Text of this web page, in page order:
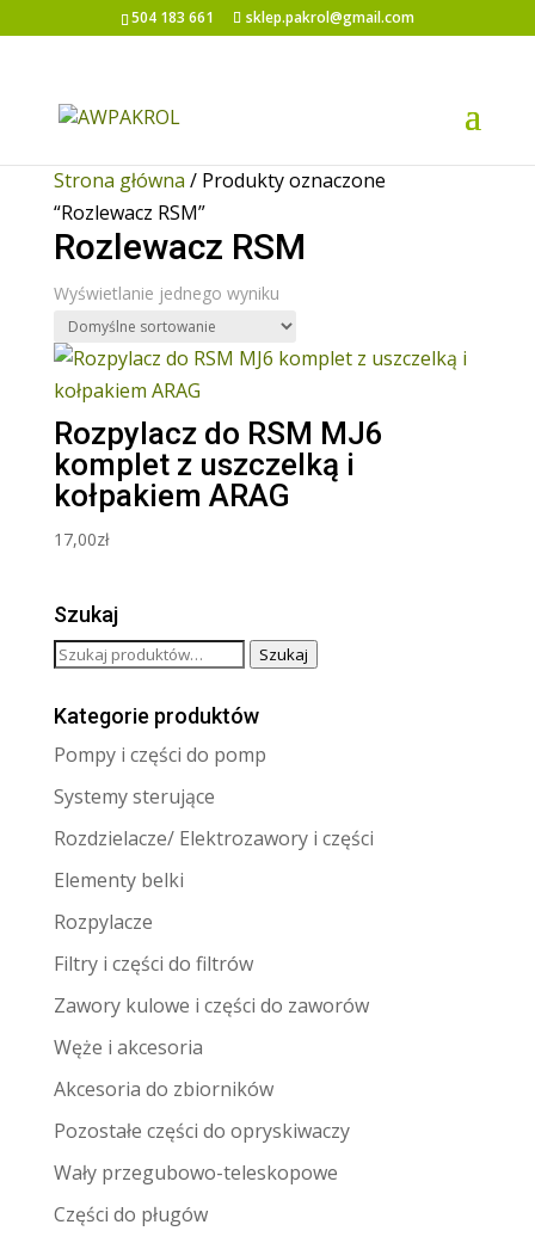
504 183 661 sklep.pakrol@gmail.com
Strona główna / Produkty oznaczone
“Rozlewacz RSM”
Rozlewacz RSM
Wyświetlanie jednego wyniku
Rozpylacz do RSM MJ6
komplet z uszczelką i
kołpakiem ARAG
17,00zł
Szukaj
Szukaj: Szukaj
Kategorie produktów
Pompy i części do pomp
Systemy sterujące
Rozdzielacze/ Elektrozawory i części
Elementy belki
Rozpylacze
Filtry i części do filtrów
Zawory kulowe i części do zaworów
Węże i akcesoria
Akcesoria do zbiorników
Pozostałe części do opryskiwaczy
Wały przegubowo-teleskopowe
Części do pługów